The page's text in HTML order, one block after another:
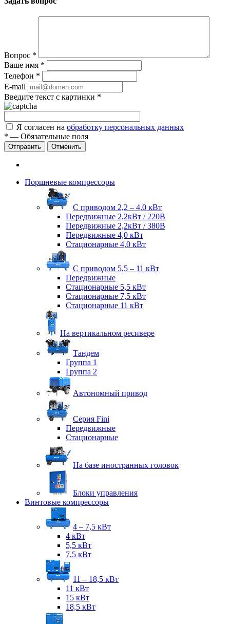
Вопрос *
Ваше имя *
Телефон *
E-mail
Введите текст с картинки *
Я согласен на обработку персональных данных
* — Обязательные поля
Отправить Отменить
Поршневые компрессоры
С приводом 2,2 – 4,0 кВт
Передвижные 2,2кВт / 220В
Передвижные 2,2кВт / 380В
Передвижные 4,0 кВт
Стационарные 4,0 кВт
С приводом 5,5 – 11 кВт
Передвижные
Стационарные 5,5 кВт
Стационарные 7,5 кВт
Стационарные 11 кВт
На вертикальном ресивере
Тандем
Группа 1
Группа 2
Автономный привод
Серия Fini
Передвижные
Стационарные
На базе иностранных головок
Блоки управления
Винтовые компрессоры
4 – 7,5 кВт
4 кВт
5,5 кВт
7,5 кВт
11 – 18,5 кВт
11 кВт
15 кВт
18,5 кВт